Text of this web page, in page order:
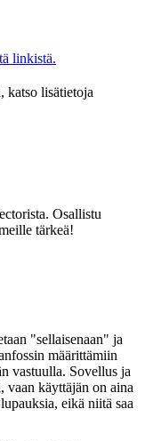
linkistä.
katso lisätietoja
Osallistu
tärkeä!
"sellaisenaan" ja
määrittämiin
vastuulla. Sovellus ja
vaan käyttäjän on aina
eikä niitä saa